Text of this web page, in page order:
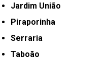
Jardim União
Piraporinha
Serraria
Taboão